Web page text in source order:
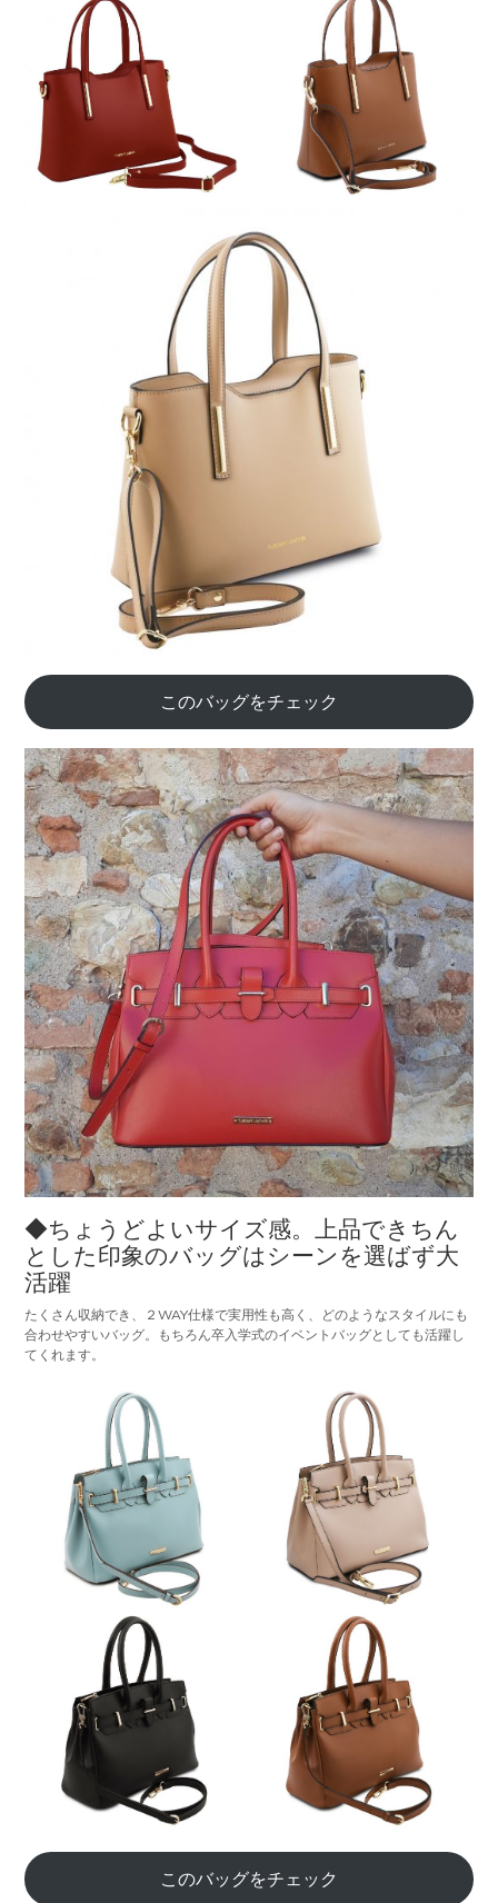
このバッグをチェック
◆ちょうどよいサイズ感。上品できちん
とした印象のバッグはシーンを選ばず大
活躍
たくさん収納でき、２WAY仕様で実用性も高く、どのようなスタイルにも
合わせやすいバッグ。もちろん卒入学式のイベントバッグとしても活躍し
てくれます。
このバッグをチェック